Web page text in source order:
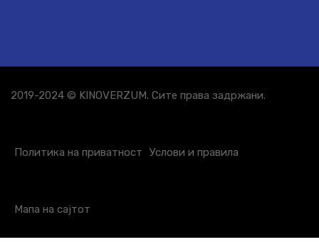
2019-2024 © KINOVERZUM. Сите права задржани.
Политика на приватност Услови и правила
Мапа на сајтот